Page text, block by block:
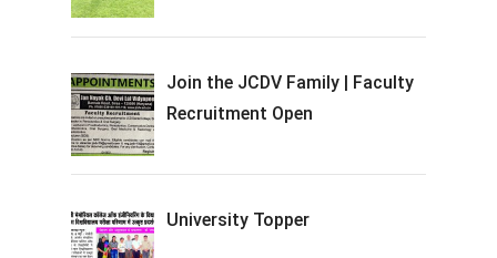
Join the JCDV Family | Faculty
Recruitment Open
University Topper